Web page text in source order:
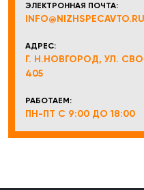
ЭЛЕКТРОННАЯ ПОЧТА:
INFO@NIZHSPECAVTO.RU
АДРЕС:
Г. Н.НОВГОРОД, УЛ.
405
РАБОТАЕМ:
ПН-ПТ С 9:00 ДО 18:00